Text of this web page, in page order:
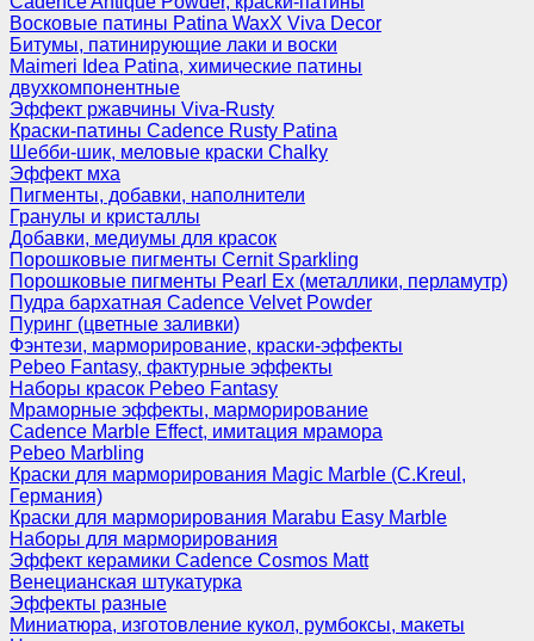
Восковые патины Patina WaxX Viva Decor
Битумы, патинирующие лаки и воски
Maimeri Idea Patina, химические патины
двухкомпонентные
Эффект ржавчины Viva-Rusty
Краски-патины Cadence Rusty Patina
Шебби-шик, меловые краски Chalky
Эффект мха
Пигменты, добавки, наполнители
Гранулы и кристаллы
Добавки, медиумы для красок
Порошковые пигменты Cernit Sparkling
Порошковые пигменты Pearl Ex (металлики, перламутр)
Пудра бархатная Cadence Velvet Powder
Пуринг (цветные заливки)
Фэнтези, марморирование, краски-эффекты
Pebeo Fantasy, фактурные эффекты
Наборы красок Pebeo Fantasy
Мраморные эффекты, марморирование
Cadence Marble Effect, имитация мрамора
Pebeo Marbling
Краски для марморирования Magic Marble (C.Kreul,
Германия)
Краски для марморирования Marabu Easy Marble
Наборы для марморирования
Эффект керамики Cadence Cosmos Matt
Венецианская штукатурка
Эффекты разные
Миниатюра, изготовление кукол, румбоксы, макеты